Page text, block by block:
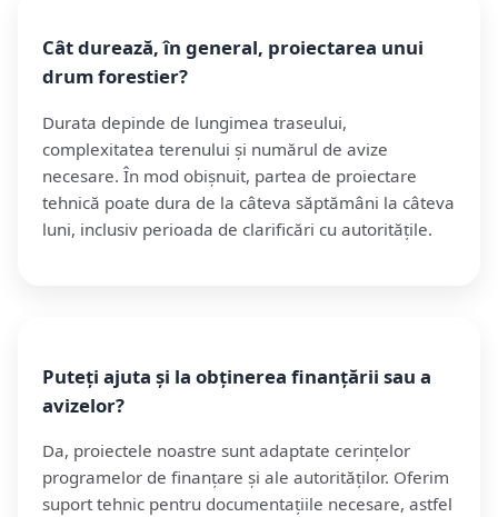
Cât durează, în general, proiectarea unui
drum forestier?
Durata depinde de lungimea traseului,
complexitatea terenului și numărul de avize
necesare. În mod obișnuit, partea de proiectare
tehnică poate dura de la câteva săptămâni la câteva
luni, inclusiv perioada de clarificări cu autoritățile.
Puteți ajuta și la obținerea finanțării sau a
avizelor?
Da, proiectele noastre sunt adaptate cerințelor
programelor de finanțare și ale autorităților. Oferim
suport tehnic pentru documentațiile necesare, astfel